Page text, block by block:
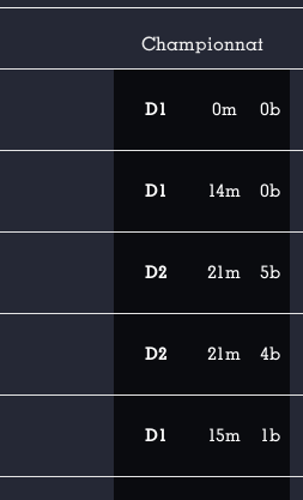
Championnat
D1 0m 0b
D1 14m 0b
D2 21m 5b
D2 21m 4b
D1 15m 1b